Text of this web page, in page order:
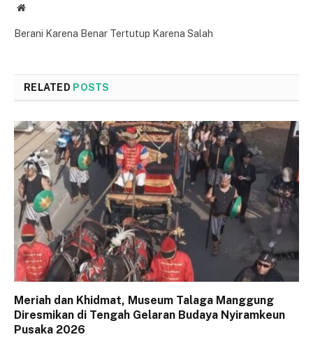
Website
Berani Karena Benar Tertutup Karena Salah
RELATED POSTS
Meriah dan Khidmat, Museum Talaga Manggung
Diresmikan di Tengah Gelaran Budaya Nyiramkeun
Pusaka 2026